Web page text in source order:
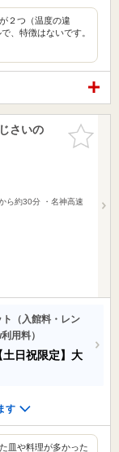
２つ（温度の違
、特徴はないです。
お気に入
りに追加
さいの
ら約30分 ・名神高速
（入館料・レン
用料）
土日祝限定】大
す
皿や料理が多かった